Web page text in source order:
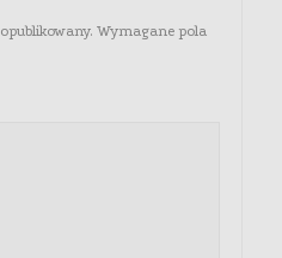
Wymagane pola